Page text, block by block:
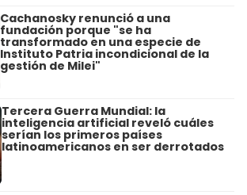
Cachanosky renunció a una
fundación porque "se ha
transformado en una especie de
Instituto Patria incondicional de la
gestión de Milei"
Tercera Guerra Mundial: la
inteligencia artificial reveló cuáles
serían los primeros países
latinoamericanos en ser derrotados